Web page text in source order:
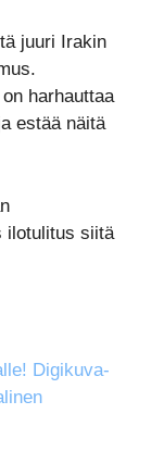
juuri Irakin
harhauttaa
estää näitä
ilotulitus siitä
Digikuva-